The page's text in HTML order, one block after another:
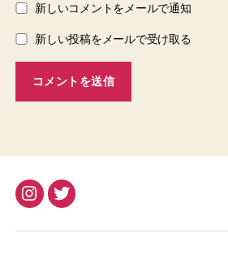
新しいコメントをメールで通知
新しい投稿をメールで受け取る
Instagram
Twitter